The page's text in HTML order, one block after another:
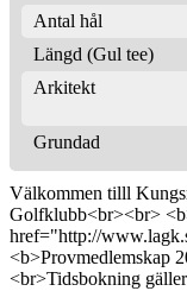
Antal hål
Längd (Gul tee)
Arkitekt
Grundad
Välkommen tilll
Golfklubb<br><br>
href="http://
<b>Provmedlemskap
<br>Tidsbokning